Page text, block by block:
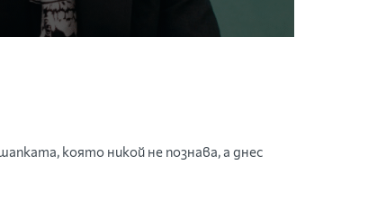
която никой не познава, а днес